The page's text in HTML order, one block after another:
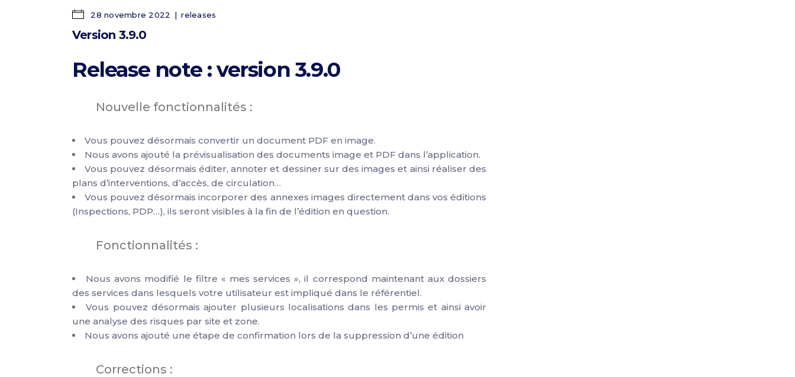
28 novembre 2022 releases
Version 3.9.0
Release note : version 3.9.0
Nouvelle fonctionnalités :
Vous pouvez désormais convertir un document PDF en image.
Nous avons ajouté la prévisualisation des documents image et PDF dans l’application.
Vous pouvez désormais éditer, annoter et dessiner sur des images et ainsi réaliser des
plans d’interventions, d’accès, de circulation…
Vous pouvez désormais incorporer des annexes images directement dans vos éditions
(Inspections, PDP…), ils seront visibles à la fin de l’édition en question.
Fonctionnalités :
Nous avons modifié le filtre « mes services », il correspond maintenant aux dossiers
des services dans lesquels votre utilisateur est impliqué dans le référentiel.
Vous pouvez désormais ajouter plusieurs localisations dans les permis et ainsi avoir
une analyse des risques par site et zone.
Nous avons ajouté une étape de confirmation lors de la suppression d’une édition
Corrections :